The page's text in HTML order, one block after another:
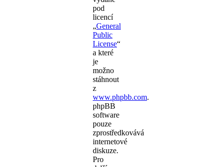
pod
licencí
„General
Public
License“
a které
je
možno
stáhnout
z
www.phpbb.com.
phpBB
software
pouze
zprostředkovává
internetové
diskuze.
Pro